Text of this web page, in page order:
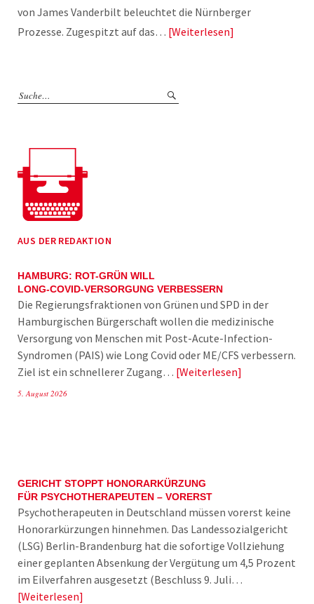
von James Vanderbilt beleuchtet die Nürnberger
Prozesse. Zugespitzt auf das… Weiterlesen
AUS DER REDAKTION
HAMBURG: ROT-GRÜN WILL
LONG-COVID-VERSORGUNG VERBESSERN
Die Regierungsfraktionen von Grünen und SPD in der
Hamburgischen Bürgerschaft wollen die medizinische
Versorgung von Menschen mit Post-Acute-Infection-
Syndromen (PAIS) wie Long Covid oder ME/CFS verbessern.
Ziel ist ein schnellerer Zugang… Weiterlesen
5. August 2026
GERICHT STOPPT HONORARKÜRZUNG
FÜR PSYCHOTHERAPEUTEN – VORERST
Psychotherapeuten in Deutschland müssen vorerst keine
Honorarkürzungen hinnehmen. Das Landessozialgericht
(LSG) Berlin-Brandenburg hat die sofortige Vollziehung
einer geplanten Absenkung der Vergütung um 4,5 Prozent
im Eilverfahren ausgesetzt (Beschluss 9. Juli…
Weiterlesen